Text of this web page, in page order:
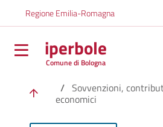
Salta al contenuto principale della pagina
Regione Emilia-Romagna
iperbole
Comune di Bologna
Parte principale della pagina
/ Sovvenzioni,
economici